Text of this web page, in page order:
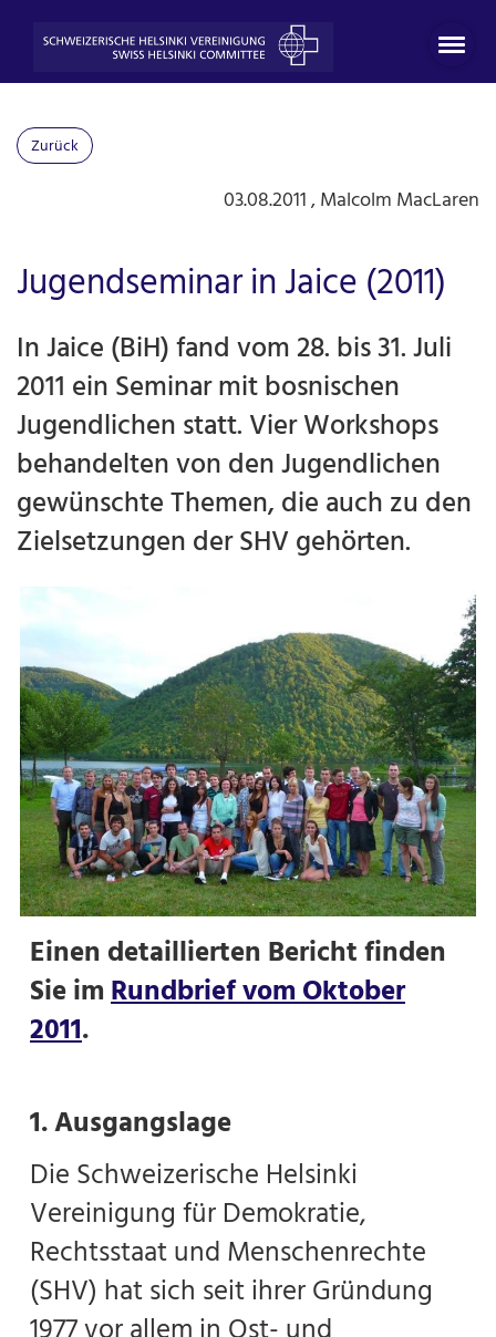
Zurück
03.08.2011, Malcolm MacLaren
Jugendseminar in Jaice (2011)
In Jaice (BiH) fand vom 28. bis 31. Juli
2011 ein Seminar mit bosnischen
Jugendlichen statt. Vier Workshops
behandelten von den Jugendlichen
gewünschte Themen, die auch zu den
Zielsetzungen der SHV gehörten.
Einen detaillierten Bericht finden
Sie imRundbrief vom Oktober
2011.
1. Ausgangslage
Die Schweizerische Helsinki
Vereinigung für Demokratie,
Rechtsstaat und Menschenrechte
(SHV) hat sich seit ihrer Gründung